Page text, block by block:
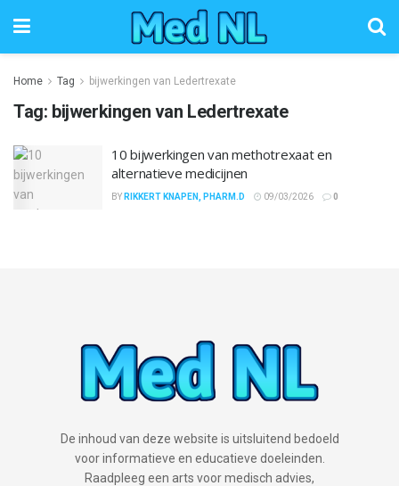
Home Tag bijwerkingen van Ledertrexate
Tag: bijwerkingen van Ledertrexate
10 bijwerkingen van methotrexaat en
alternatieve medicijnen
BY RIKKERT KNAPEN, PHARM.D 09/03/2026 0
De inhoud van deze website is uitsluitend bedoeld
voor informatieve en educatieve doeleinden.
Raadpleeg een arts voor medisch advies,